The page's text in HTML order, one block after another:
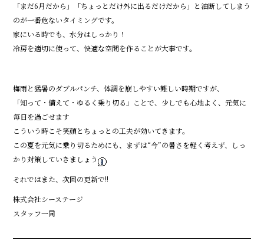
「まだ6月だから」「ちょっとだけ外に出るだけだから」と油断してしまう
のが一番危ないタイミングです。
家にいる時でも、水分はしっかり！
冷房を適切に使って、快適な空間を作ることが大事です。
梅雨と猛暑のダブルパンチ、体調を崩しやすい難しい時期ですが、
「知って・備えて・ゆるく乗り切る」ことで、少しでも心地よく、元気に
毎日を過ごせます
こういう時こそ笑顔とちょっとの工夫が効いてきます。
この夏を元気に乗り切るためにも、まずは“今”の暑さを軽く考えず、しっ
かり対策していきましょう
それではまた、次回の更新で!!
株式会社シーステージ
スタッフ一同